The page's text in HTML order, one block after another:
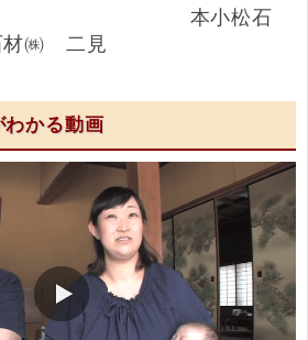
松石
㈱ 二見
わかる動画